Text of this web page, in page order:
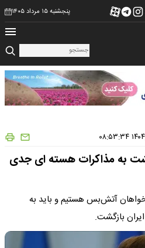
پنجشنبه ۱۵ مرداد ۱۴۰۵
به مذاکرات هسته ای جدی
آتش‌بس هستیم و باید به
بازگشت.